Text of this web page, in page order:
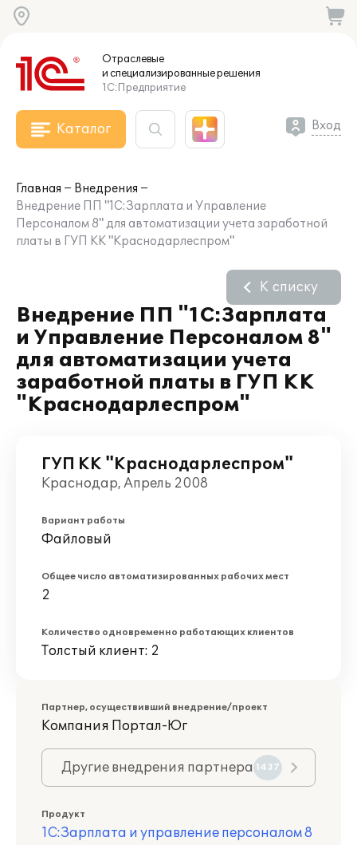
Отраслевые
и специализированныерешения
1С:Предприятие
Каталог Вход
Главная
Внедрения
Внедрение ПП "1С:Зарплата и Управление
Персоналом 8" для автоматизации учета заработной
платы в ГУП КК "Краснодарлеспром"
Внедрение ПП "1С:Зарплата
и Управление Персоналом 8"
для автоматизации учета
заработной платы в ГУП КК
"Краснодарлеспром"
К списку
ГУП КК "Краснодарлеспром"
Краснодар, Апрель 2008
Вариант работы
Файловый
Общее число автоматизированных рабочих мест
2
Количество одновременно работающих клиентов
Толстый клиент: 2
Партнер, осуществивший внедрение/проект
Компания Портал-Юг
Другие внедрения партнера 1437
Продукт
1С:Зарплата и управление персоналом 8